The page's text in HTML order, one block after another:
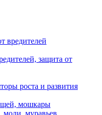
вредителей
защита от
роста и развития
мошкары
моли, муравьев